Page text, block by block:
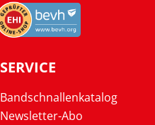
SERVICE
Bandschnallenkatalog
Newsletter-Abo